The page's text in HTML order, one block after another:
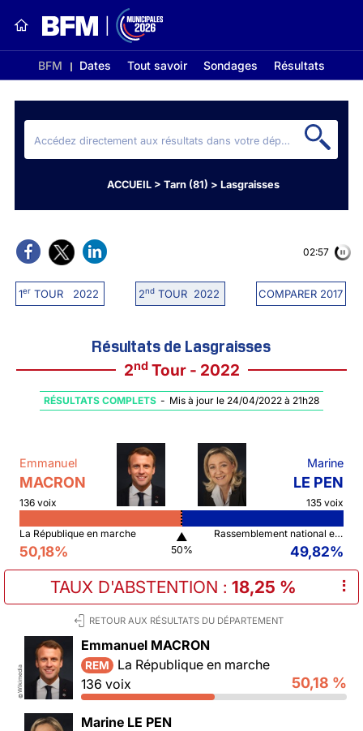
BFM Dates Tout savoir Sondages Résultats
ACCUEIL> Tarn (81) > Lasgraisses
1erTOUR 2022 2ndTOUR 2022 COMPARER 2017
02:56
Résultats de Lasgraisses
2ndTour - 2022
RÉSULTATS COMPLETS - Mis à jour le 24/04/2022 à 21h28
Emmanuel
MACRON
136 voix
Marine
LE PEN
135 voix
La République en marche
50,18%
▲
50%
Rassemblement national et ses alliés
49,82%
TAUX D'ABSTENTION : 18,25 % ⠇
RETOUR AUX RÉSULTATS DU DÉPARTEMENT
©
Wikimedia
Emmanuel MACRON
REM
La République en marche
136 voix
50,18 %
Marine LE PEN